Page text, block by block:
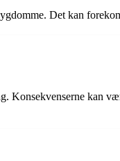
Det kan
Konsekvenserne kan